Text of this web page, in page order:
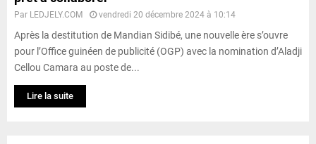
Par LEDJELY.COM vendredi 20 décembre 2024 à 10:14
Après la destitution de Mandian Sidibé, une nouvelle ère s’ouvre
pour l’Office guinéen de publicité (OGP) avec la nomination d’Aladji
Cellou Camara au poste de...
Lire la suite